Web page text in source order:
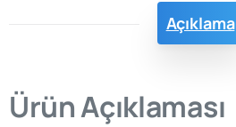
Açıklama
Ürün Açıklaması